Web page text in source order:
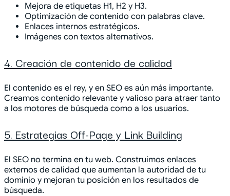
Mejora de etiquetas H1, H2 y H3.
Optimización de contenido con palabras clave.
Enlaces internos estratégicos.
Imágenes con textos alternativos.
4. Creación de contenido de calidad
El contenido es el rey, y en SEO es aún más importante.
Creamos contenido relevante y valioso para atraer tanto
a los motores de búsqueda como a los usuarios.
5. Estrategias Off-Page y Link Building
El SEO no termina en tu web. Construimos enlaces
externos de calidad que aumentan la autoridad de tu
dominio y mejoran tu posición en los resultados de
búsqueda.